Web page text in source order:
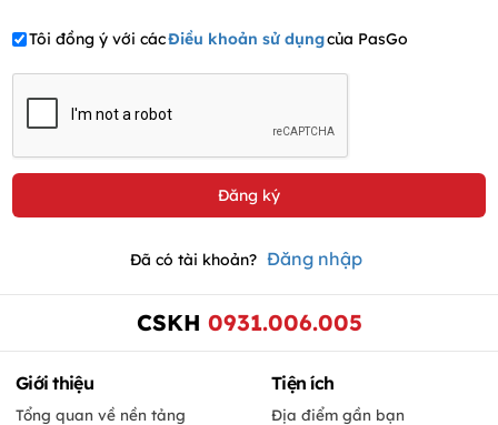
Tôi đồng ý với cácĐiều khoản sử dụngcủa PasGo
Đã có tài khoản? Đăng nhập
CSKH 0931.006.005
Giới thiệu
Tổng quan về nền tảng
Tiện ích
Địa điểm gần bạn